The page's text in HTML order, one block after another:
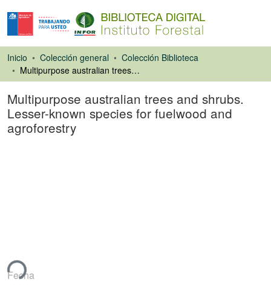
Inicio Colección general
Colección Biblioteca
Multipurpose australian trees and shrubs. Lesser-known species for fuelwood and agroforestry
Multipurpose australian trees and shrubs.
Lesser-known species for fuelwood and
agroforestry
Fecha